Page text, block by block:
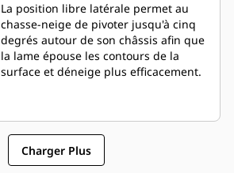
La position libre latérale permet au
chasse-neige de pivoter jusqu'à cinq
degrés autour de son châssis afin que
la lame épouse les contours de la
surface et déneige plus efficacement.
Charger Plus